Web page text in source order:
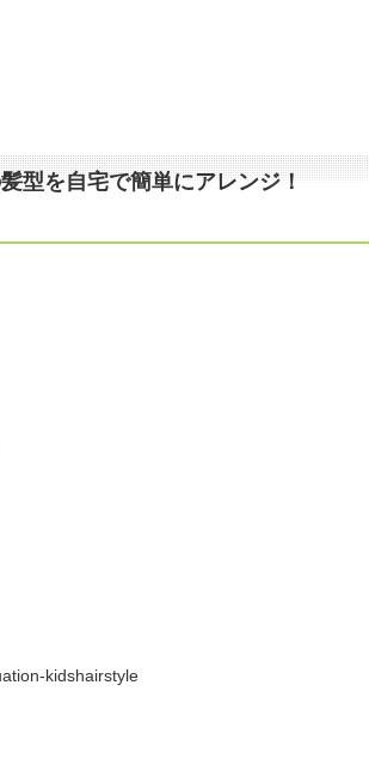
型を自宅で簡単にアレンジ！
kidshairstyle